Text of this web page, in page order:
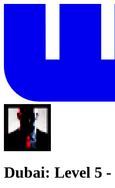
Dubai: Level 5 -